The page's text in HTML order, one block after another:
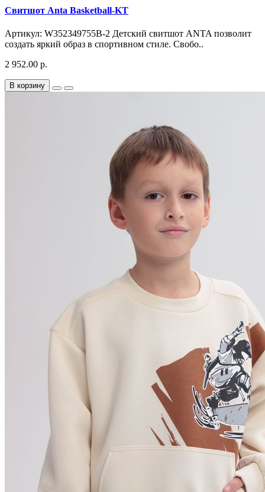
Свитшот Anta Basketball-KT
Артикул: W352349755B-2 Детский свитшот ANTA позволит
создать яркий образ в спортивном стиле. Свобо..
2 952.00 р.
В корзину